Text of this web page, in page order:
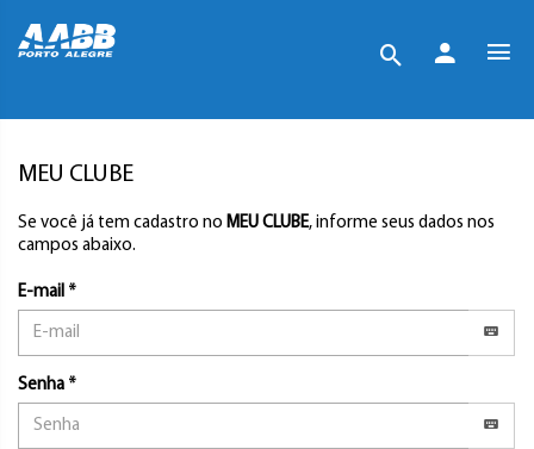
MEU CLUBE
Se você já tem cadastro no MEU CLUBE, informe seus dados nos
campos abaixo.
E-mail *
Senha *